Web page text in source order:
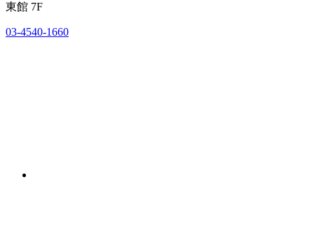
東館 7F
03-4540-1660